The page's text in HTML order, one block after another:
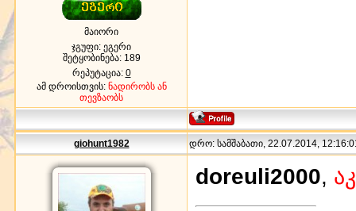
მაიორი
ჯგუფი: ეგერი
შეტყობინება: 189
რეპუტაცია: 0
ამ დროისთვის: ნადირობს ან
თევზაობს
giohunt1982 დრო: სამშაბათი, 22.07.2014,
doreuli2000,